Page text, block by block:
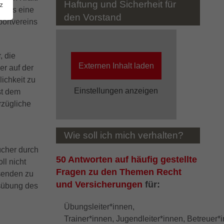
eine
die
auf der
zu
dem
durch
nicht
zu
des
Haftung und Sicherheit für
den Vorstand
Externen Inhalt laden
Einstellungen anzeigen
Wie soll ich mich verhalten?
50 Antworten auf häufig gestellte
Fragen zu den Themen Recht
und Versicherungen für:
Übungsleiter*innen,
Trainer*innen, Jugendleiter*innen,